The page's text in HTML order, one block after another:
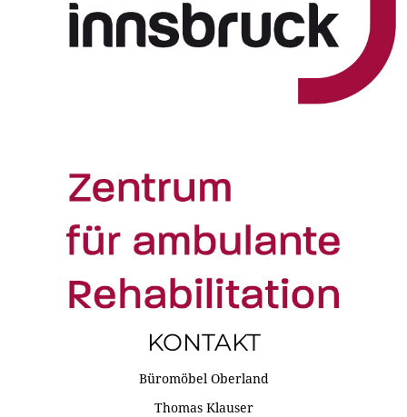
KONTAKT
Büromöbel Oberland
Thomas Klauser